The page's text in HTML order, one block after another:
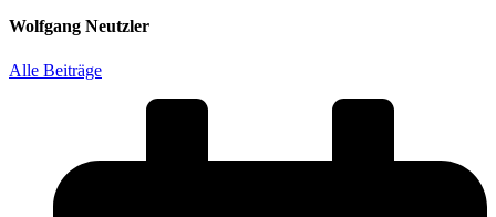
Wolfgang Neutzler
Alle Beiträge